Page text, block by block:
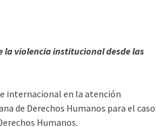
la violencia institucional desde las
internacional en la atención
de Derechos Humanos para el caso
Humanos.